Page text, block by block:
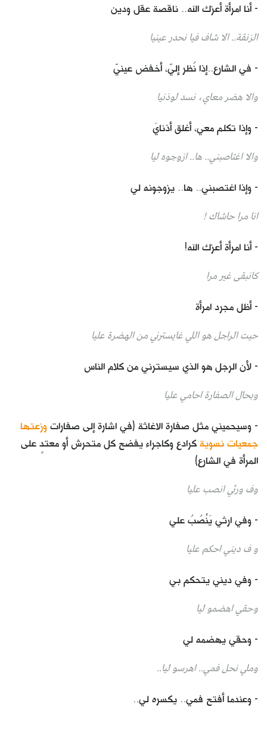
- أنا امرأة أعزك الله.. ناقصة عقل ودين
الزنقة.. الا شاف فيا نحدر عينيا
- في الشارع..إذا نُظر إليّ، أخفض عينيّ
والا هضر معاي، نسد لوذنيا
- وإذا تكلم معي، أغلق أذنايَ
والا اغتاصبني.. ها.. ازوجوه ليا
- وإذا اغتصبني.. ها.. يزوجونه لي
انا مرا حاشاك !
- أنا امرأة أعزك الله!
كانبقى غير مرا
- أظل مجرد امرأة
حيت الراجل هو اللي غايسترني من الهضرة عليا
- لأن الرجل هو الذي سيسترني من كلام الناس
وبحال الصفارة احامي عليا
- وسيحميني مثل صفارة الاغاثة (في اشارة إلى صفارات وزعتها
جمعيات نسوية كرادع وكاجراء يفضح كل متحرش أو معتدٍ على
المرأة في الشارع)
وف ورثي انصب عليا
- وفي ارثي يَنْصُبُ علي
و ف ديني احكم عليا
- وفي ديني يتحكم بي
وحقي اهضمو ليا
- وحقي يهضمه لي
وملي نحل فمي.. اهرسو ليا..
- وعندما أفتح فمي.. يكسره لي..